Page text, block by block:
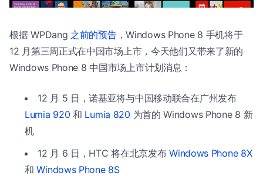
根据 WPDang 之前的预告，Windows Phone 8 手机将于
12 月第三周正式在中国市场上市，今天他们又带来了新的
Windows Phone 8 中国市场上市计划消息：
12 月 5 日，诺基亚将与中国移动联合在广州发布
Lumia 920 和 Lumia 820 为首的 Windows Phone 8 新
机
12 月 6 日，HTC 将在北京发布Windows Phone 8X
和Windows Phone 8S